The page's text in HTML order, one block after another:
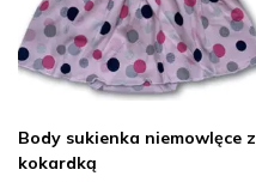
Body sukienka niemowlęce z
kokardką